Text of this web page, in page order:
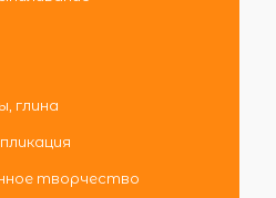
глина
творчество